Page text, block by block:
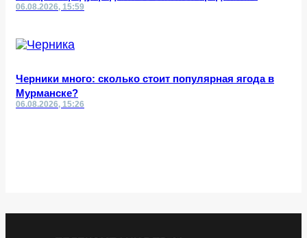
06.08.2026, 15:59
Черники много: сколько стоит популярная ягода в
Мурманске?
06.08.2026, 15:26